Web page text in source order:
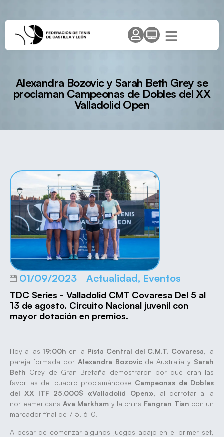
Alexandra Bozovic y Sarah Beth Grey se
proclaman Campeonas de Dobles del XX
Valladolid Open
01/09/2023 Actualidad, Eventos
TDC Series - Valladolid CMT Covaresa Del 5 al
13 de agosto. Circuito Nacional juvenil con
mayor dotación en premios.
Hoy a las 19:00h en la Pista Central del C.M.T. Covaresa, la
pareja formada por Alexandra Bozovic de Australia y Sarah
Beth Grey de Gran Bretaña demostraron por qué eran las
favoritas del cuadro proclamándose Campeonas de Dobles
del XX ITF 25.000$ «Valladolid Open», al derrotar a la
norteamericana Ava Markham y la china Fangran Tian con un
marcador final de 7-5, 6-0.
A pesar de comenzar algunos juegos abajo en el primer set,